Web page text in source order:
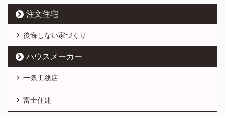
注文住宅
後悔しない家づくり
ハウスメーカー
一条工務店
富士住建